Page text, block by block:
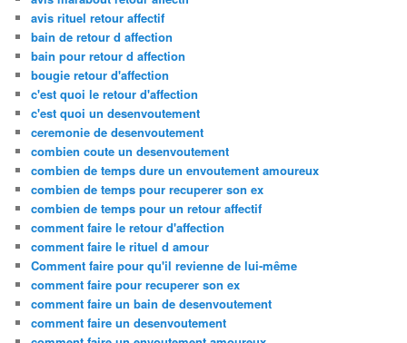
avis rituel retour affectif
bain de retour d affection
bain pour retour d affection
bougie retour d'affection
c'est quoi le retour d'affection
c'est quoi un desenvoutement
ceremonie de desenvoutement
combien coute un desenvoutement
combien de temps dure un envoutement amoureux
combien de temps pour recuperer son ex
combien de temps pour un retour affectif
comment faire le retour d'affection
comment faire le rituel d amour
Comment faire pour qu'il revienne de lui-même
comment faire pour recuperer son ex
comment faire un bain de desenvoutement
comment faire un desenvoutement